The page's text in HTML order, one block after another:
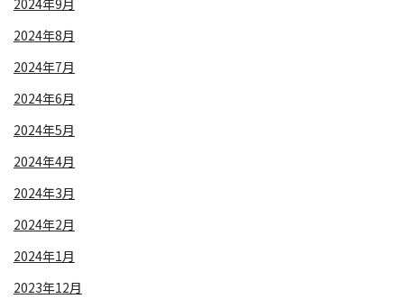
2024年8月
2024年7月
2024年6月
2024年5月
2024年4月
2024年3月
2024年2月
2024年1月
2023年12月